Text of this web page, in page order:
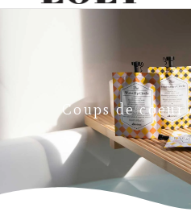
Coups de coeur